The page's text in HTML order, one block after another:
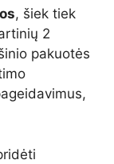
, šiek tiek
2
pakuotės